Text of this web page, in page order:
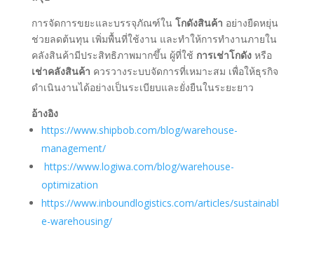
การจัดการขยะและบรรจุภัณฑ์ใน โกดังสินค้า อย่างยืดหยุ่น
ช่วยลดต้นทุน เพิ่มพื้นที่ใช้งาน และทำให้การทำงานภายใน
คลังสินค้ามีประสิทธิภาพมากขึ้น ผู้ที่ใช้ การเช่าโกดังหรือ
เช่าคลังสินค้า ควรวางระบบจัดการที่เหมาะสม เพื่อให้ธุรกิจ
ดำเนินงานได้อย่างเป็นระเบียบและยั่งยืนในระยะยาว
อ้างอิง
https://www.shipbob.com/blog/warehouse-
management/
https://www.logiwa.com/blog/warehouse-
optimization
https://www.inboundlogistics.com/articles/sustainabl
e-warehousing/